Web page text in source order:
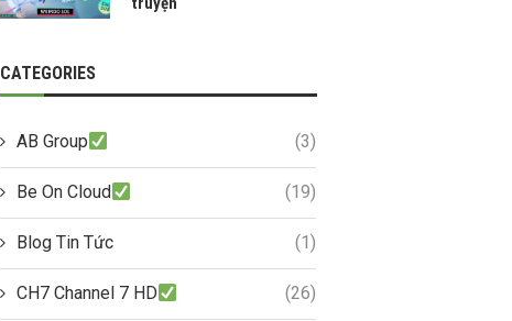
CATEGORIES
AB Group (3)
Be On Cloud (19)
Blog Tin Tức (1)
CH7 Channel 7 HD (26)